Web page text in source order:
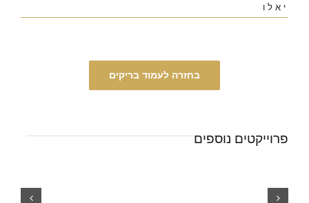
יאלו
בחזרה לעמוד בריקים
פרוייקטים נוספים